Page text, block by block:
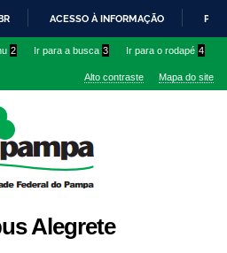
IR
O
ACESSO À INFORMAÇÃO
2 Ir para a busca 3 Ir para o rodapé 4
Alto contraste Mapa do site
Alegrete